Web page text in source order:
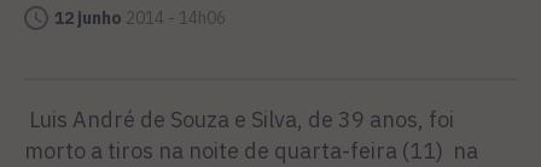
12 junho 2014 - 14h06
Luis André de Souza e Silva, de 39 anos, foi
morto a tiros na noite de quarta-feira (11) na